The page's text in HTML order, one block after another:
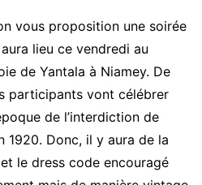
vous proposition une soirée
lieu ce vendredi au
de Yantala à Niamey. De
participants vont célébrer
de l’interdiction de
1920. Donc, il y aura de la
le dress code encouragé